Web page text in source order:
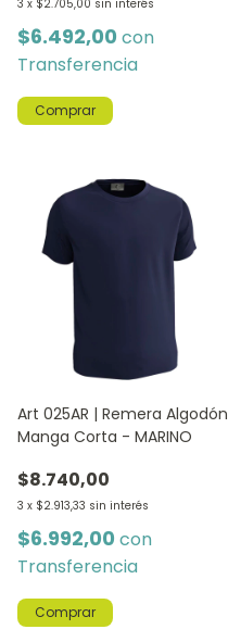
3 x $2.705,00 sin interés
$6.492,00 con
Transferencia
Comprar
Art 025AR | Remera Algodón
Manga Corta - MARINO
$8.740,00
3 x $2.913,33 sin interés
$6.992,00 con
Transferencia
Comprar